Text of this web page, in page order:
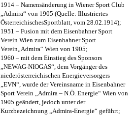
1914 – Namensänderung in Wiener Sport Club
„Admira“ von 1905 (Quelle: Illustriertes
ÖsterreichischesSportblatt, vom 28.02.1914);
1951 – Fusion mit dem Eisenbahner Sport
Verein Wien zum Eisenbahner Sport
Verein„Admira“ Wien von 1905;
1960 – mit dem Einstieg des Sponsors
„NEWAG-NIOGAS“, dem Vorgänger des
niederösterreichischen Energieversorgers
„EVN“, wurde der Vereinsname in Eisenbahner
Sport Verein „Admira – N.Ö. Energie“ Wien von
1905 geändert, jedoch unter der
Kurzbezeichnung „Admira-Energie“ geführt;